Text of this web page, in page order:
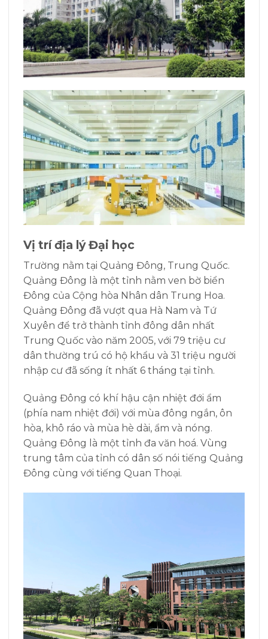
Vị trí địa lýĐại học
Trường nằm tại Quảng Đông, Trung Quốc.
Quảng Đông là một tỉnh nằm ven bờ biển
Đông của Cộng hòa Nhân dân Trung Hoa.
Quảng Đông đã vượt qua Hà Nam và Tứ
Xuyên để trở thành tỉnh đông dân nhất
Trung Quốc vào năm 2005, với 79 triệu cư
dân thường trú có hộ khẩu và 31 triệu người
nhập cư đã sống ít nhất 6 tháng tại tỉnh.
Quảng Đông có khí hậu cận nhiệt đới ẩm
(phía nam nhiệt đới) với mùa đông ngắn, ôn
hòa, khô ráo và mùa hè dài, ẩm và nóng.
Quảng Đông là một tỉnh đa văn hoá. Vùng
trung tâm của tỉnh có dân số nói tiếng Quảng
Đông cùng với tiếng Quan Thoại.